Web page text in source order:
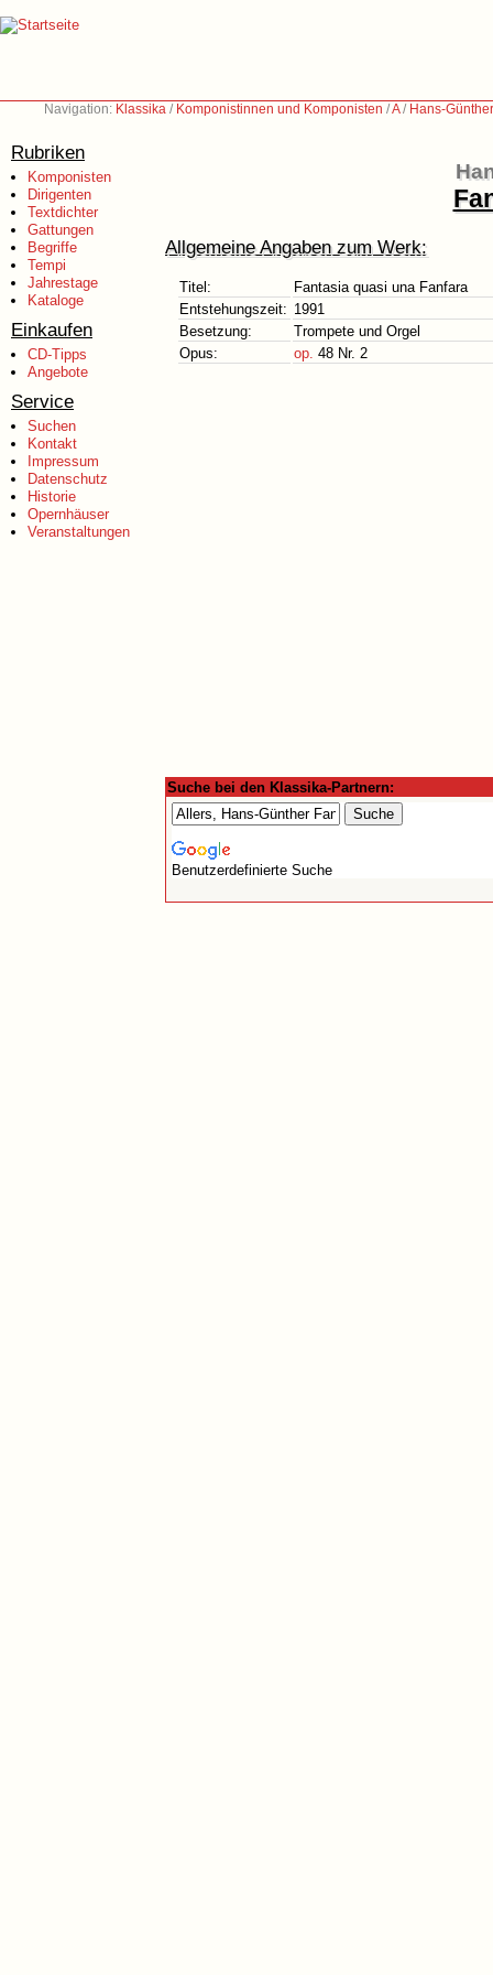
Navigation: Klassika / Komponistinnen und Komponisten /A/ Hans-
Rubriken
Komponisten
Dirigenten
Textdichter
Gattungen
Begriffe
Tempi
Jahrestage
Kataloge
Einkaufen
CD-Tipps
Angebote
Service
Suchen
Kontakt
Impressum
Datenschutz
Historie
Opernhäuser
Veranstaltungen
Allgemeine Angaben zum Werk:
Titel:
Fantasia quasi una Fanfara
Entstehungszeit: 1991
Besetzung:
Trompete und Orgel
Opus:
op. 48 Nr. 2
Suche bei den Klassika-Partnern:
Benutzerdefinierte Suche